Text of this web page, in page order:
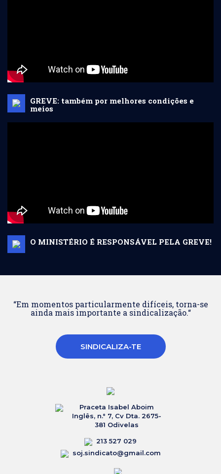
GREVE: também por melhores condições e
meios
O MINISTÉRIO É RESPONSÁVEL PELA GREVE!
“Em momentos particularmente difíceis, torna-se
ainda mais importante a sindicalização.“
SINDICALIZA-TE
Praceta Isabel Aboim
Inglês, n.° 7, Cv Dta. 2675-
381 Odivelas
213 527 029
soj.sindicato@gmail.com